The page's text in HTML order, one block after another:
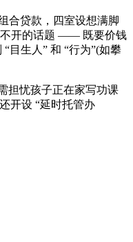
合贷款，四室设想满脚
不开的话题 —— 既要价钱
目生人” 和 “行为”(如攀
担忧孩子正在家写功课
开设 “延时托管办